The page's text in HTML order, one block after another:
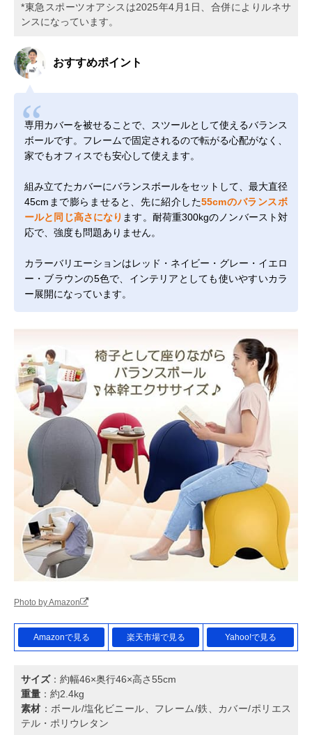
*東急スポーツオアシスは2025年4月1日、合併によりルネサ
ンスになっています。
おすすめポイント
専用カバーを被せることで、スツールとして使えるバランス
ボールです。フレームで固定されるので転がる心配がなく、
家でもオフィスでも安心して使えます。
組み立てたカバーにバランスボールをセットして、最大直径
45cmまで膨らませると、先に紹介した55cmのバランスボ
ールと同じ高さになり ます。耐荷重300kgのノンバースト対
応で、強度も問題ありません。
カラーバリエーションはレッド・ネイビー・グレー・イエロ
ー・ブラウンの5色で、インテリアとしても使いやすいカラ
ー展開になっています。
Photo by Amazon
Amazonで見る 楽天市場で見る Yahoo!で見る
サイズ：約幅46×奥行46×高さ55cm
重量 ：約2.4kg
素材 ：ボール/塩化ビニール、フレーム/鉄、カバー/ポリエス
テル・ポリウレタン